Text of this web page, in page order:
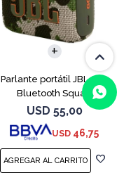
Parlante portátil JBL Go4
Bluetooth Squad
USD 55,00
USD 46,75
(0/4)